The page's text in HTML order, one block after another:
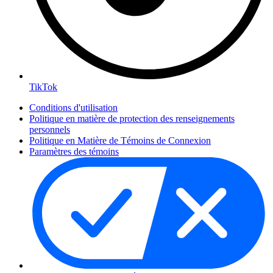
TikTok
Conditions d'utilisation
Politique en matière de protection des renseignements
personnels
Politique en Matière de Témoins de Connexion
Paramètres des témoins